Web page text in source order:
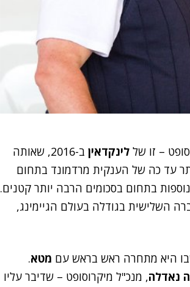
– זו של לינקדאין
ב-2016, שאותה
ביותר עד כה של הענקית מרדמונד בתחום
בתחום בסכומים הרבה יותר קטנים.
השלישית בגודלה בעולם הגיימינג,
היא מתחרה ראש בראש עם מטא.
נאדלה, מנכ"ל מיקרוסופט – שדיבר עליו